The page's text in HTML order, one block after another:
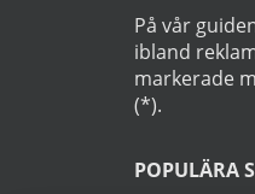
På vår
ibland
markerade
(*).
POPULÄRA